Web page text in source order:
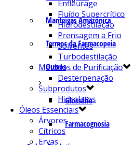
Manteigas Amazônica
Termos da Farmacopeia
Outros
Glossário
Farmacognosia
Enfleurage
Fluído Supercrítico
Hidrodestilação
Prensagem a Frio
Solventes
Turbodestilação
Métodos de Purificação
Desterpenação
Subprodutos
Hidrolatos
Óleos Essenciais
Árvores
Cítricos
Ervas